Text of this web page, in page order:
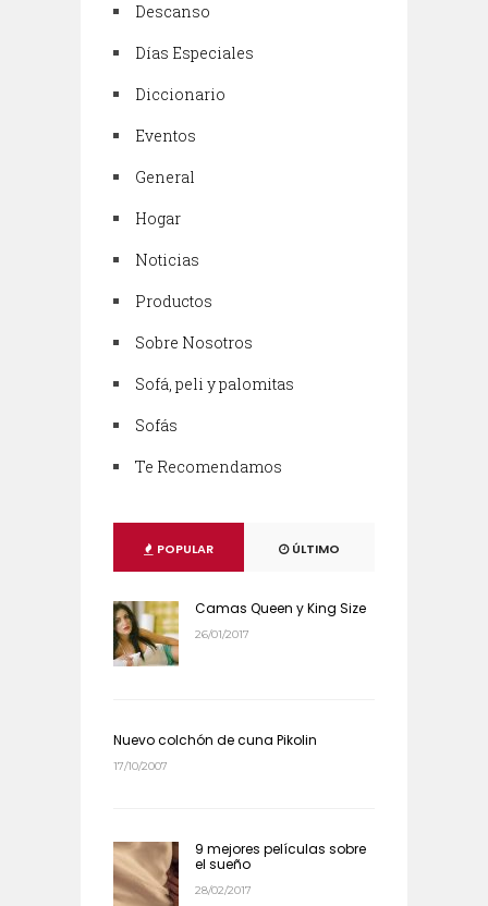
Descanso
Días Especiales
Diccionario
Eventos
General
Hogar
Noticias
Productos
Sobre Nosotros
Sofá, peli y palomitas
Sofás
Te Recomendamos
POPULAR ÚLTIMO
Camas Queen y King Size
26/01/2017
Nuevo colchón de cuna Pikolin
17/10/2007
9 mejores películas sobre
el sueño
28/02/2017